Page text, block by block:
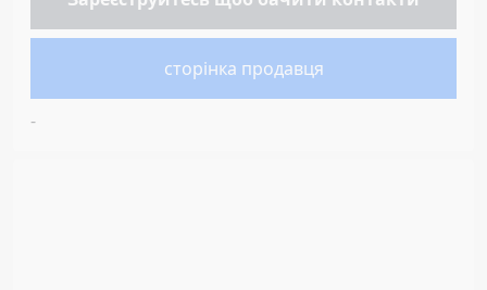
сторінка продавця
-